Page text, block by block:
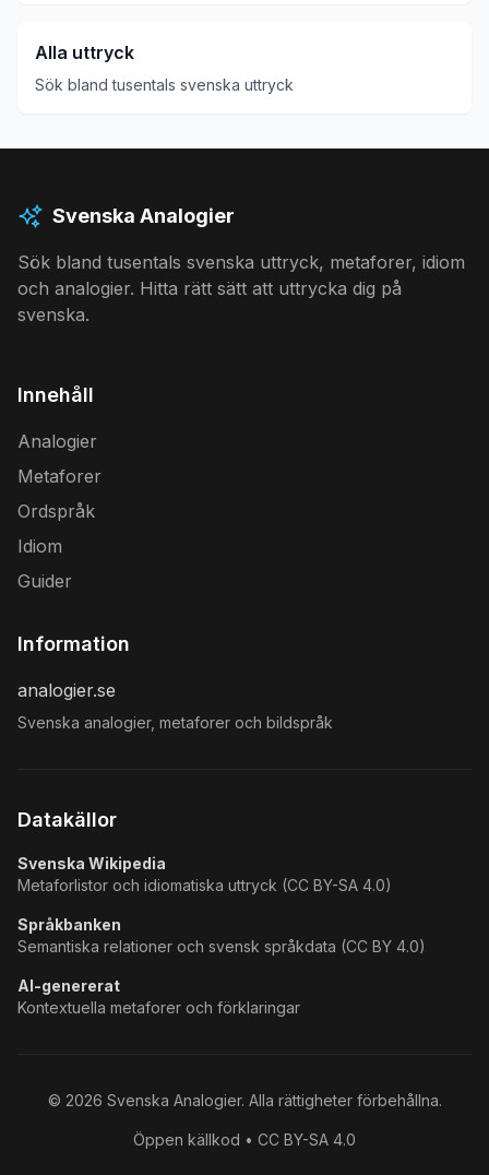
Alla uttryck
Sök bland tusentals svenska uttryck
Svenska Analogier
Sök bland tusentals svenska uttryck, metaforer, idiom
och analogier. Hitta rätt sätt att uttrycka dig på
svenska.
Innehåll
Analogier
Metaforer
Ordspråk
Idiom
Guider
Information
analogier.se
Svenska analogier, metaforer och bildspråk
Datakällor
Svenska Wikipedia
Metaforlistor och idiomatiska uttryck (CC BY-SA 4.0)
Språkbanken
Semantiska relationer och svensk språkdata (CC BY 4.0)
AI-genererat
Kontextuella metaforer och förklaringar
© 2026 Svenska Analogier. Alla rättigheter förbehållna.
Öppen källkod • CC BY-SA 4.0